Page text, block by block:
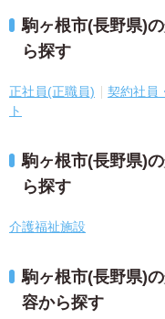
駒ヶ根市(長野県)
ら探す
正社員(正職員) 契約社員
ト
駒ヶ根市(長野県)
ら探す
介護福祉施設
駒ヶ根市(長野県)
容から探す